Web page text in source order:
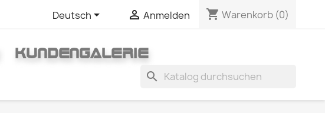
Deutsch  Anmelden shopping_cart Warenkorb (0)
KUNDENGALERIE
search